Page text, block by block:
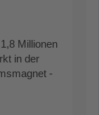
1,8 Millionen
in der
-